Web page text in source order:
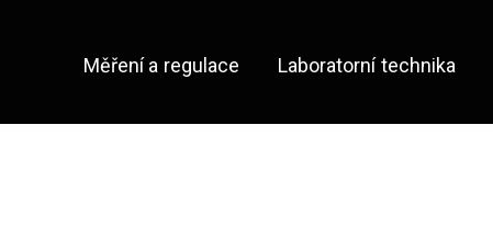
Měření a regulace Laboratorní technika